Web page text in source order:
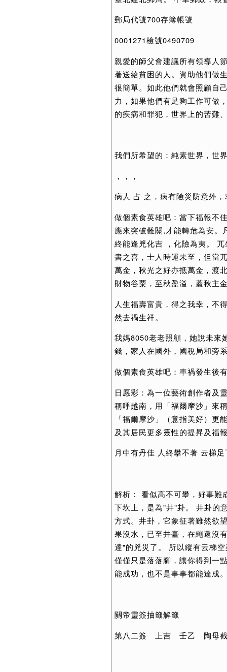
郵局代號700存簿帳號
0001271檢號0490709
親愛的師父會建議所有領導人
著送給貧困的人。資助他們做
很簡單。如此他們就會照顧自
力，如果他們有足夠工作可做
的疾病和罪犯，世界上的苦難
我們所希望的：純素世界，世
，，，
病人 占 之，病有險災防意外
做個素食英雄吧：當下福報
應來突破難關,才能轉危為安
終能逢兇化吉 ，化險為夷。
書之喜，士人時運未至，但當
萬金，秋光之好亦抵萬金，渡
財物谷粟，至秋盈溢，蓋秋主
人生福壽富貴，得之我幸，不
然去禍生祥。
我媽8050老老照顧，她說未來
錢，家人在國外，國稅局和旁
做個素食英雄吧：車禍發生後
日愿彩：為一位藝術創作者及
稱呼越南，用「福爾摩沙」來
「福爾摩沙」（意指美好）
及其居民更多靈性的提昇及福
月中有丹佳 人終攀不著 云梯
解析： 看似高不可攀，好事難
下坎上，是為"井"卦。 井卦的
方式。井卦，它象征著雖然欲
果沒水，已至井臺，在繩還沒
達"的兇災了。 所以縱有云梯
僅僅只是落落腳，讓你得到一
能成功，也不是事事都能達成
關帝靈簽抽籤解籤
第八二簽 上吉 壬乙 陶母截